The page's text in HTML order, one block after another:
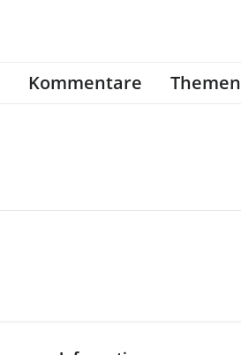
Kommentare Themen